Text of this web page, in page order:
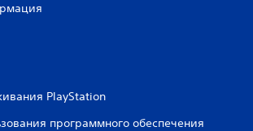
PlayStation
программного обеспечения